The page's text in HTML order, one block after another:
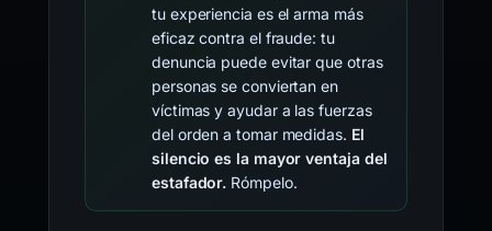
tu experiencia es el arma más
eficaz contra el fraude: tu
denuncia puede evitar que otras
personas se conviertan en
víctimas y ayudar a las fuerzas
del orden a tomar medidas. El
silencio es la mayor ventaja del
estafador. Rómpelo.